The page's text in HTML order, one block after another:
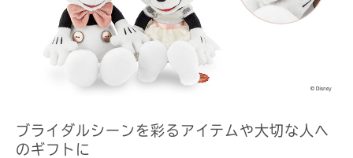
ブライダルシーンを彩るアイテムや大切な人へ
のギフトに